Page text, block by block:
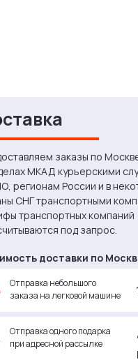
Отправка небольшого
заказа на легковой машине
Отправка одного подарка
при адресной рассылке
доставки по
заказы по
МКАД курьерскими
регионам России и в
СНГ транспортными
транспортных компаний
под запрос.